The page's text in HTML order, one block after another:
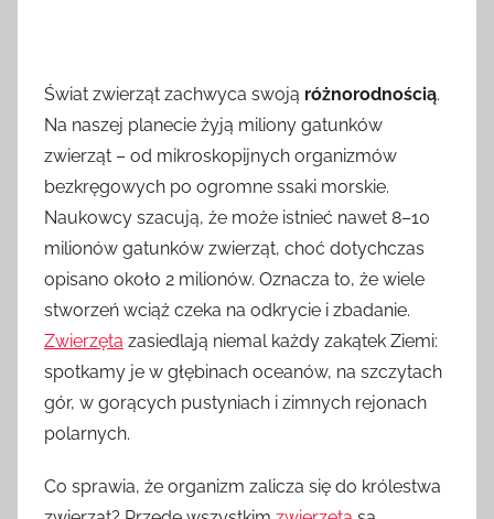
Świat zwierząt zachwyca swoją różnorodnością.
Na naszej planecie żyją miliony gatunków
zwierząt – od mikroskopijnych organizmów
bezkręgowych po ogromne ssaki morskie.
Naukowcy szacują, że może istnieć nawet 8–10
milionów gatunków zwierząt, choć dotychczas
opisano około 2 milionów. Oznacza to, że wiele
stworzeń wciąż czeka na odkrycie i zbadanie.
Zwierzęta zasiedlają niemal każdy zakątek Ziemi:
spotkamy je w głębinach oceanów, na szczytach
gór, w gorących pustyniach i zimnych rejonach
polarnych.
Co sprawia, że organizm zalicza się do królestwa